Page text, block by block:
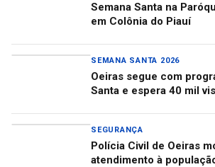
Semana Santa na
em Colônia do Piauí
SEMANA SANTA 2026
Oeiras segue com
Santa e espera 40 mil
SEGURANÇA
Polícia Civil de Oeiras
atendimento à